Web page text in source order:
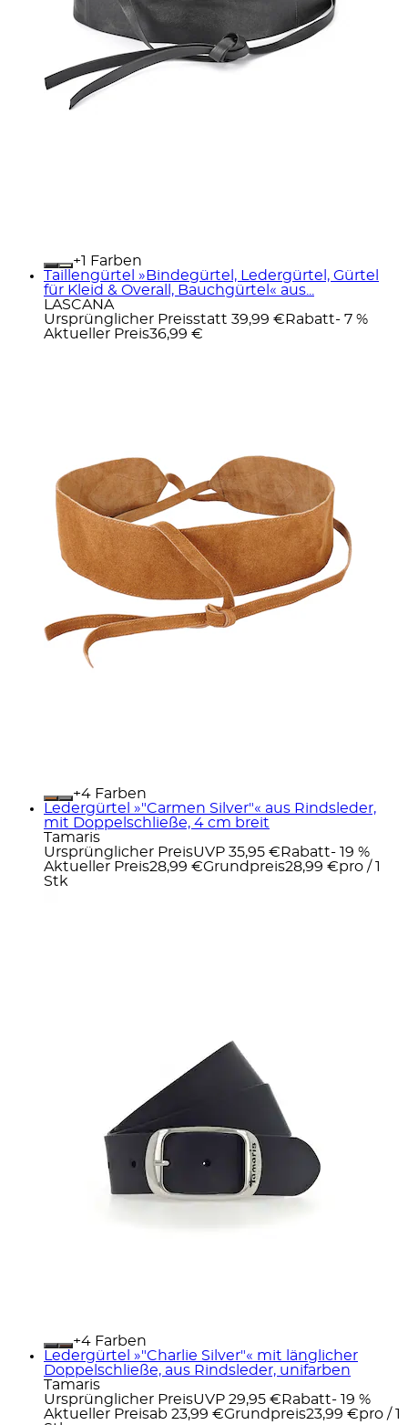
+
Farben
Taillengürtel »Bindegürtel, Ledergürtel, Gürtel
für Kleid & Overall, Bauchgürtel« aus...
LASCANA
Ursprünglicher Preisstatt 39,99 € Rabatt- 7 %
Aktueller Preis36,99 €
+
Farben
Ledergürtel »"Carmen Silver"« aus Rindsleder,
mit Doppelschließe, 4 cm breit
Tamaris
Ursprünglicher PreisUVP 35,95 € Rabatt- 19 %
Aktueller Preis28,99 €Grundpreis28,99 €pro / 1
Stk
+
Farben
Ledergürtel »"Charlie Silver"« mit länglicher
Doppelschließe, aus Rindsleder, unifarben
Tamaris
Ursprünglicher PreisUVP 29,95 € Rabatt- 19 %
Aktueller Preisab 23,99 €Grundpreis23,99 €pro / 1